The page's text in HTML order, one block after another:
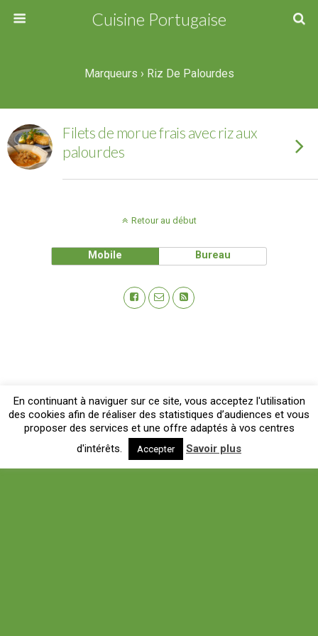
Cuisine Portugaise
Marqueurs › Riz De Palourdes
Filets de morue frais avec riz aux
palourdes
Retour au début
Mobile Bureau
En continuant à naviguer sur ce site, vous acceptez l'utilisation
des cookies afin de réaliser des statistiques d’audiences et vous
proposer des services et une offre adaptés à vos centres
d'intérêts.
Accepter Savoir plus